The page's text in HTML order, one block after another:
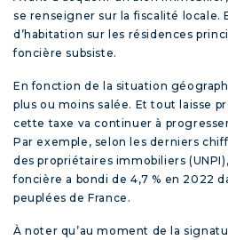
se renseigner sur la fiscalité locale.
d’habitation sur les résidences
foncière subsiste.
En fonction de la situation
plus ou moins salée. Et tout laisse
cette taxe va continuer à
Par exemple, selon les derniers
des propriétaires immobiliers
foncière a bondi de 4,7 % en 2022
peuplées de France.
À noter qu’au moment de la